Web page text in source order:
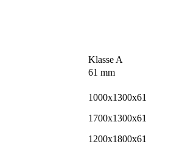
Klasse A
61 mm
1000x1300x61
1700x1300x61
1200x1800x61